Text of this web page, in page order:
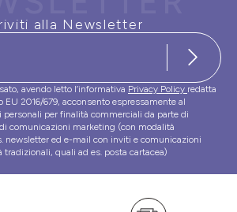
alla Newsletter
avendo letto l’informativa Privacy Policy redatta
EU 2016/679, acconsento espressamente al
per finalità commerciali da parte di
comunicazioni marketing (con modalità
newsletter ed e-mail con inviti e comunicazioni
quali ad es. posta cartacea)